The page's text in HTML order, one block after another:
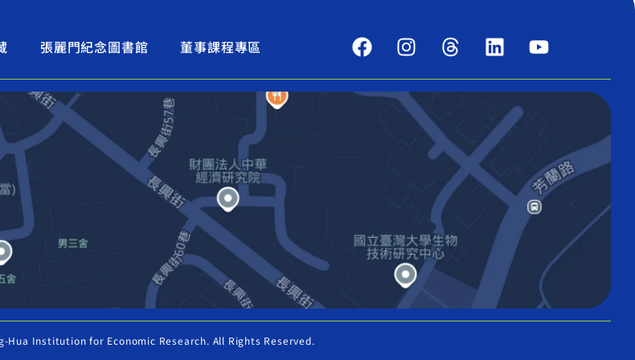
張麗門紀念圖書館 董事課程專區
Hua Institution for Economic Research. All Rights Reserved.